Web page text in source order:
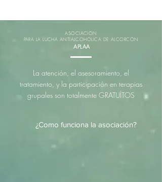
ASOCIACIÓN
PARA LA LUCHA ANTIALCOHÓLICA DE ALCORCÓN
APLAA
La atención, el asesoramiento, el
tratamiento, y la participación en terapias
grupales son totalmente GRATUÍTOS
¿Como funciona la asociación?